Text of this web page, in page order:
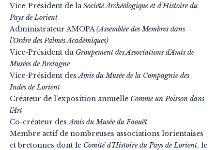
Vice-Président de laSociété Archéologique et d’Histoire du
Pays de Lorient
Administrateur AMOPA(Assemblée des Membres dans
l’Ordre des Palmes Académiques)
Vice-Président du Groupement des Associations d’Amis de
Musées de Bretagne
Vice-Président desAmis du Musée de la Compagnie des
Indes de Lorient
Créateur de l’exposition annuelle Comme un Poisson dans
l’Art
Co-créateur desAmis du Musée du Faouët
Membre actif de nombreuses associations lorientaises
et bretonnes dont le Comité d’Histoire du Pays de Lorient, le